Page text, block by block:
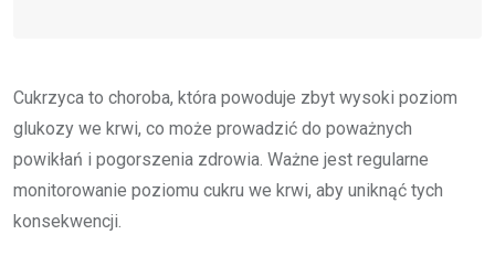
Cukrzyca to choroba, która powoduje zbyt wysoki poziom
glukozy we krwi, co może prowadzić do poważnych
powikłań i pogorszenia zdrowia. Ważne jest regularne
monitorowanie poziomu cukru we krwi, aby uniknąć tych
konsekwencji.